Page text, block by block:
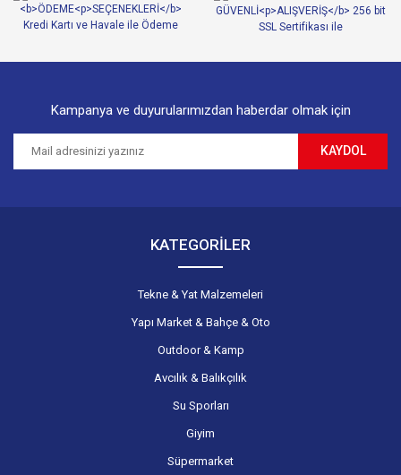
Ürün fiyatı diğer sitelerden daha pahalı.
Gönder
Kampanya ve duyurularımızdan haberdar olmak için
KAYDOL
KATEGORİLER
Tekne & Yat Malzemeleri
Yapı Market & Bahçe & Oto
Outdoor & Kamp
Avcılık & Balıkçılık
Su Sporları
Giyim
Süpermarket